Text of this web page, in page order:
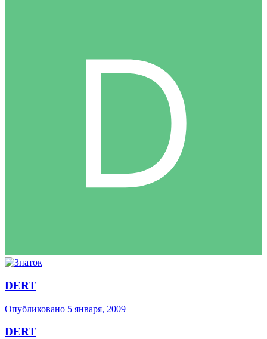
DERT
Опубликовано 5 января, 2009
DERT